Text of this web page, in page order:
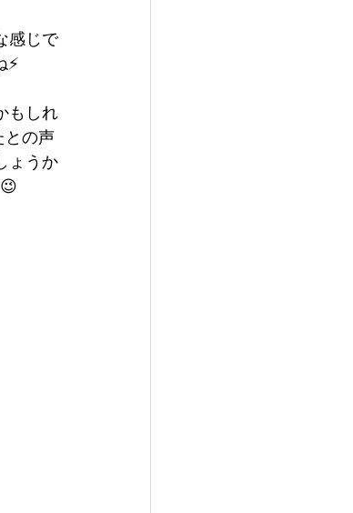
感じで
もしれ
との声
ょうか